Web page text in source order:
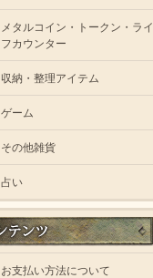
メタルコイン・トークン・ライ
フカウンター
収納・整理アイテム
ゲーム
その他雑貨
占い
お支払い方法について